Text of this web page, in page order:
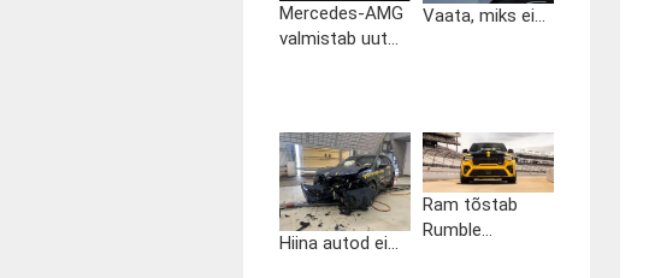
Mercedes-AMG
valmistab uut...
Vaata, miks ei...
Hiina autod ei...
Ram tõstab
Rumble...